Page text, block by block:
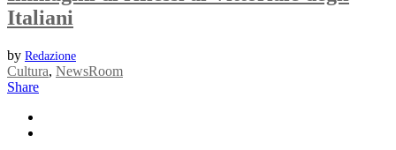
Italiani
by Redazione
Cultura, NewsRoom
Share